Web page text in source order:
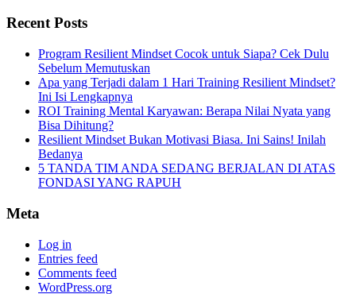
Recent Posts
Program Resilient Mindset Cocok untuk Siapa? Cek Dulu
Sebelum Memutuskan
Apa yang Terjadi dalam 1 Hari Training Resilient Mindset?
Ini Isi Lengkapnya
ROI Training Mental Karyawan: Berapa Nilai Nyata yang
Bisa Dihitung?
Resilient Mindset Bukan Motivasi Biasa. Ini Sains! Inilah
Bedanya
5 TANDA TIM ANDA SEDANG BERJALAN DI ATAS
FONDASI YANG RAPUH
Meta
Log in
Entries feed
Comments feed
WordPress.org